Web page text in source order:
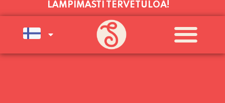
LAUANTAI11:00 - 21:00